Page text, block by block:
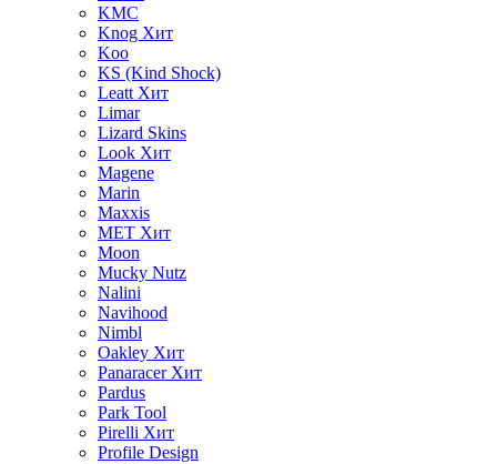
KMC
Knog Хит
Koo
KS (Kind Shock)
Leatt Хит
Limar
Lizard Skins
Look Хит
Magene
Marin
Maxxis
MET Хит
Moon
Mucky Nutz
Nalini
Navihood
Nimbl
Oakley Хит
Panaracer Хит
Pardus
Park Tool
Pirelli Хит
Profile Design